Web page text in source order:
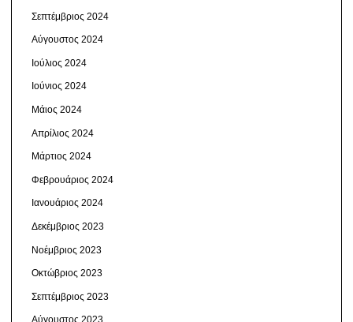
Σεπτέμβριος 2024
Αύγουστος 2024
Ιούλιος 2024
Ιούνιος 2024
Μάιος 2024
Απρίλιος 2024
Μάρτιος 2024
Φεβρουάριος 2024
Ιανουάριος 2024
Δεκέμβριος 2023
Νοέμβριος 2023
Οκτώβριος 2023
Σεπτέμβριος 2023